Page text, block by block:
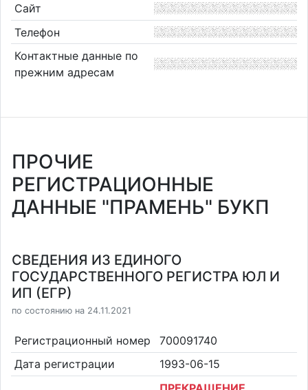
Сайт
Телефон
Контактные данные по
прежним адресам
ПРОЧИЕ
РЕГИСТРАЦИОННЫЕ
ДАННЫЕ "ПРАМЕНЬ" БУКП
СВЕДЕНИЯ ИЗ ЕДИНОГО
ГОСУДАРСТВЕННОГО РЕГИСТРА ЮЛ И
ИП (ЕГР)
по состоянию на 24.11.2021
Регистрационный номер
700091740
Дата регистрации
1993-06-15